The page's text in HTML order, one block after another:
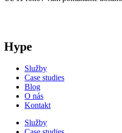
Hype
Služby
Case studies
Blog
O nás
Kontakt
Služby